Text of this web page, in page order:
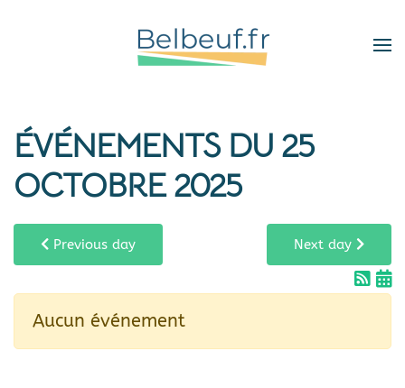
ÉVÉNEMENTS DU 25
OCTOBRE 2025
Previous day Next day
Aucun événement